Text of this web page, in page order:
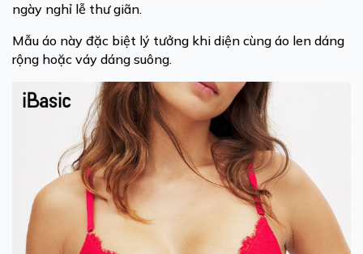
ngày nghỉ lễ thư giãn.
Mẫu áo này đặc biệt lý tưởng khi diện cùng áo len dáng
rộng hoặc váy dáng suông.